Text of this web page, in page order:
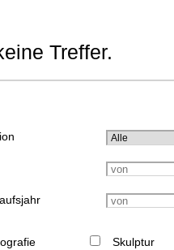
Treffer.
Skulptur